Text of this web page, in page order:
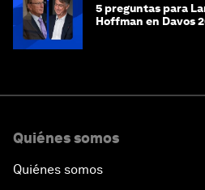
5 preguntas para
Hoffman en Davos
Quiénes somos
Quiénes somos